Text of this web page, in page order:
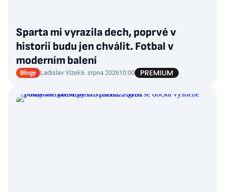
Sparta mi vyrazila dech, poprvé v
historii budu jen chválit. Fotbal v
moderním balení
Blogy Ladislav Vízek6. srpna 202610:00